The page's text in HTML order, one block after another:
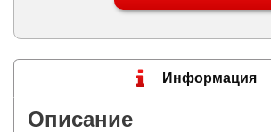
Информация
Описание